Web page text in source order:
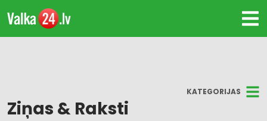
KATEGORIJAS
Ziņas & Raksti